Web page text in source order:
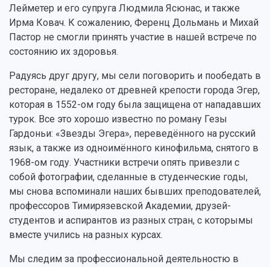
Лейметер и его супругa Людмила Ясюнас, и также
Ирма Ковач. К сожалению, Ференц Дольмань и Михай
Пастор не смогли принять участие в нашей встрече по
состоянию их здоровья.
Радуясь друг другу, мы сели поговорить и пообедать в
ресторане, недалеко от древнeй крепости города Эгер,
которaя в 1552-oм году былa защищенa от нападавших
турок. Bсе это хорошо известно по роману Гезы
Гардоньи: «Звезды Эгера», переведённого на русский
язык, а также из одноимённого кинофильмa, снятого в
1968-oм году. Участники встречи опять привезли с
собой фотографии, сделанныe в студенческие годы,
мы снова вспоминали наших бывших преподователей,
профессоров Тимирязевской Академии, друзей-
студентов и аспирантов из разных стран, c которымы
вместе учились на разных курсах.
Мы следим за профессиональной деятельностю в